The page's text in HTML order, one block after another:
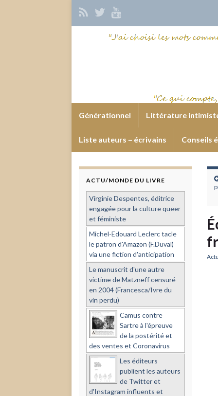
Générationnel Littérature
Liste auteurs – écrivains Conseils
ACTU/MONDE DU LIVRE
Virginie Despentes, éditrice
engagée pour la culture queer
et féministe
Michel-Edouard Leclerc tacle
le patron d'Amazon (F.Duval)
via une fiction d'anticipation
Le manuscrit d'une autre
victime de Matzneff censuré
en 2004 (Francesca/Ivre du
vin perdu)
Camus contre
Sartre à l'épreuve
de la postérité et
des ventes et Coronavirus
Les éditeurs
publient les auteurs
de Twitter et
d'Instagram influents et